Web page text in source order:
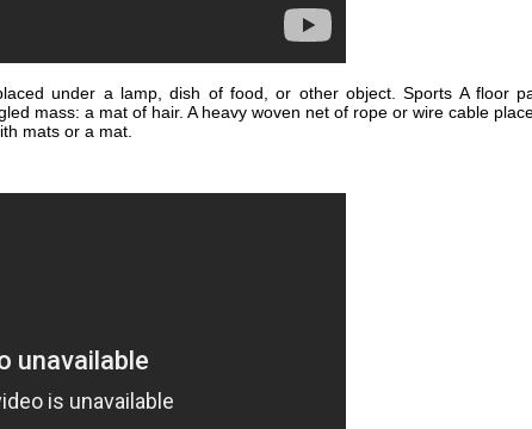
under a lamp, dish of food, or other object. Sports A floor
mass: a mat of hair. A heavy woven net of rope or wire cable
mats or a mat.